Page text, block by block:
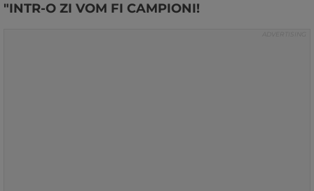
"INTR-O ZI VOM FI CAMPIONI!